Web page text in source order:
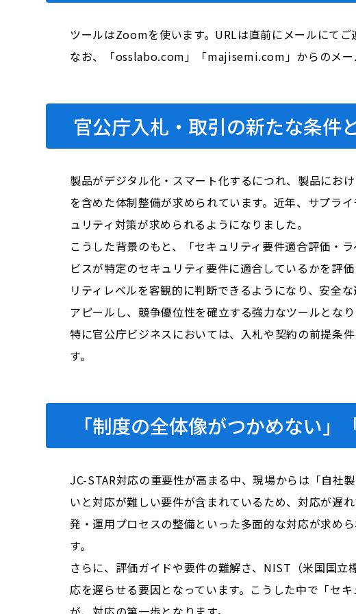
ツールはZoomを使います。URLは直前にメールにてご
なお、「osslabo.com」「majisemi.com」からのメー
官公庁入札・取引の新たな条件
製品がデジタル化・スマート化するにつれ、製品にお
を含めた体制整備が求められています。近年、サプラ
ュリティ対策が求められるようになりました。
こうした背景のもと、「セキュリティ要件適合評価・
ビスが特定のセキュリティ要件に適合しているかを評
リティレベルを客観的に判断できるようになり、安全
アピールし、競争優位性を確立する強力なツールとなり
特に官公庁ビジネスにおいては、入札や契約の前提条
す。
「制度の全体像がつかめない
JC-STAR対応の重要性が高まる中、現場からは「自社
いと対応が難しい要件が含まれているため、対応が遅
発・運用プロセスの整備といった多面的な対応が求め
す。
さらに、評価ガイドや要件の難解さ、NIST（米国国立
応を遅らせる要因となっています。こうした中で「セ